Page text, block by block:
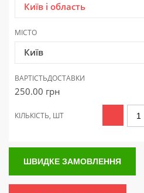
Київ і область
МІСТО
Київ
ВАРТІСТЬДОСТАВКИ
250.00 грн
КІЛЬКІСТЬ, ШТ
ШВИДКЕ ЗАМОВЛЕННЯ